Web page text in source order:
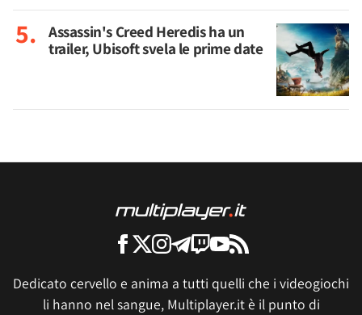
Assassin's Creed Heredis ha un
trailer, Ubisoft svela le prime date
Dedicato cervello e anima a tutti quelli che i videogiochi
li hanno nel sangue, Multiplayer.it è il punto di